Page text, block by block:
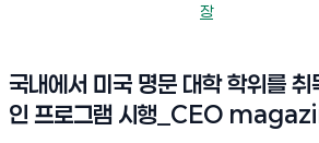
장
국내에서 미국 명문 대학 학위를
인 프로그램 시행_CEO